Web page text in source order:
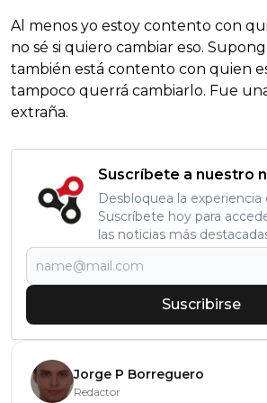
Al menos yo estoy contento con
no sé si quiero cambiar eso.
también está contento con quien
tampoco querrá cambiarlo. Fue
extraña.
Suscríbete a nuestro
Desbloquea la
Suscríbete hoy para
las noticias más
Suscribirse
Jorge P Borreguero
Redactor